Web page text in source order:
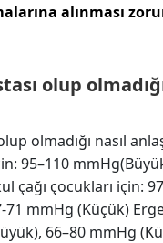
alınması
olup
olmadığı nasıl
95–110
çağı çocukları için:
71 mmHg (Küçük)
66–80 mmHg